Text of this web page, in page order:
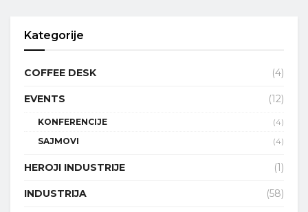
Kategorije
COFFEE DESK (4)
EVENTS (12)
KONFERENCIJE
(4)
SAJMOVI
(4)
HEROJI INDUSTRIJE (1)
INDUSTRIJA (58)